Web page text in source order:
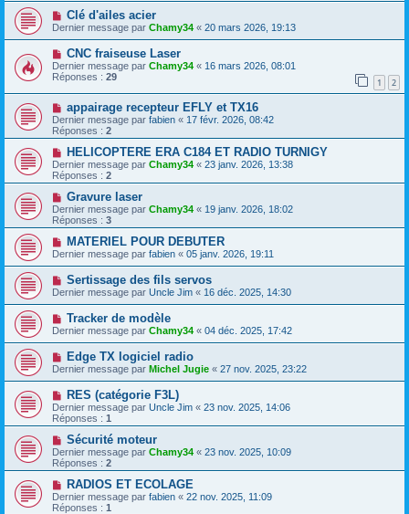
Clé d'ailes acier
Dernier message par Chamy34 « 20 mars 2026, 19:13
CNC fraiseuse Laser
Dernier message par Chamy34 « 16 mars 2026, 08:01
Réponses : 29 1 2
appairage recepteur EFLY et TX16
Dernier message par fabien « 17 févr. 2026, 08:42
Réponses : 2
HELICOPTERE ERA C184 ET RADIO TURNIGY
Dernier message par Chamy34 « 23 janv. 2026, 13:38
Réponses : 2
Gravure laser
Dernier message par Chamy34 « 19 janv. 2026, 18:02
Réponses : 3
MATERIEL POUR DEBUTER
Dernier message par fabien « 05 janv. 2026, 19:11
Sertissage des fils servos
Dernier message par Uncle Jim « 16 déc. 2025, 14:30
Tracker de modèle
Dernier message par Chamy34 « 04 déc. 2025, 17:42
Edge TX logiciel radio
Dernier message par Michel Jugie « 27 nov. 2025, 23:22
RES (catégorie F3L)
Dernier message par Uncle Jim « 23 nov. 2025, 14:06
Réponses : 1
Sécurité moteur
Dernier message par Chamy34 « 23 nov. 2025, 10:09
Réponses : 2
RADIOS ET ECOLAGE
Dernier message par fabien « 22 nov. 2025, 11:09
Réponses : 1